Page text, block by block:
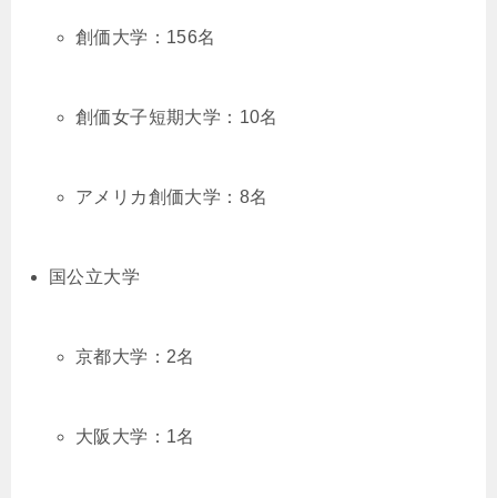
創価大学：156名
創価女子短期大学：10名
アメリカ創価大学：8名
国公立大学
京都大学：2名
大阪大学：1名